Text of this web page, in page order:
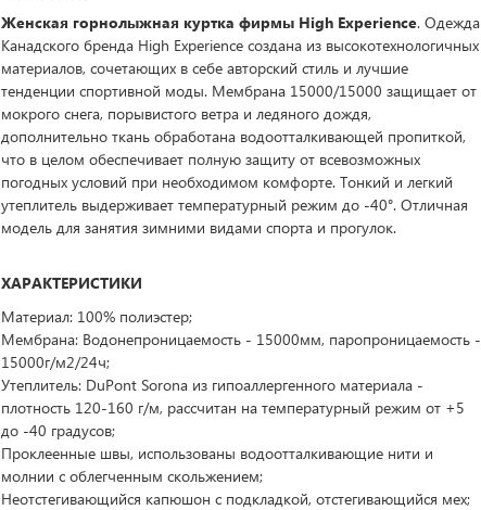
Женская горнолыжная курткафирмы High Experience. Одежда
Канадского бренда High Experience создана из высокотехнологичных
материалов, сочетающих в себе авторский стиль и лучшие
тенденции спортивной моды. Мембрана 15000/15000 защищает от
мокрого снега, порывистого ветра и ледяного дождя,
дополнительно ткань обработана водоотталкивающей пропиткой,
что в целом обеспечивает полную защиту от всевозможных
погодных условий при необходимом комфорте. Тонкий и легкий
утеплитель выдерживает температурный режим до -40°. Отличная
модель для занятия зимними видами спорта и прогулок.
ХАРАКТЕРИСТИКИ
Материал: 100% полиэстер;
Мембрана: Водонепроницаемость - 15000мм, паропроницаемость -
15000г/м2/24ч;
Утеплитель: DuPont Sorona из гипоаллергенного материала -
плотность 120-160 г/м, рассчитан на температурный режим от +5
до -40 градусов;
Проклеенные швы, использованы водоотталкивающие нити и
молнии с облегченным скольжением;
Неотстегивающийся капюшон с подкладкой, отстегивающийся мех;